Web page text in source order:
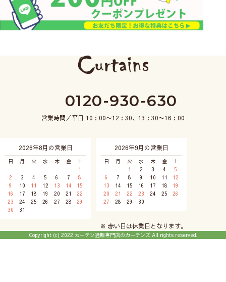
0120-930-630
営業時間／平日 10：00〜12：30、13：30〜16：00
2026年8月の営業日
日 月 火 水 木 金
土
1
2
3 4 5 6 7
8
9
10 11 12 13 14
15
16
17 18 19 20 21
22
23
24 25 26 27 28
29
30
31
2026年9月の営業日
日 月 火 水 木 金
土
1
2 3 4
5
6
7 8 9 10 11
12
13
14 15 16 17 18
19
20
21 22 23 24 25
26
27
28 29 30
※ 赤い日は休業日となります。
Copyright (c) 2022 カーテン通販専門店のカーテンズ All rights reserved.